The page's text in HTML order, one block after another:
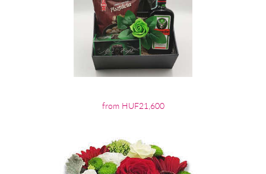
from HUF21,600